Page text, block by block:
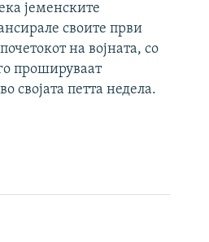
јеменските
своите први
на војната, со
прошируваат
својата петта недела.